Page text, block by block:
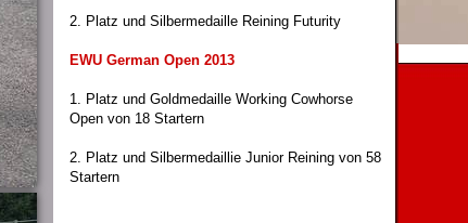
2. Platz und Silbermedaille Reining Futurity
EWU German Open 2013
1. Platz und Goldmedaille Working Cowhorse
Open von 18 Startern
2. Platz und Silbermedaillie Junior Reining von 58
Startern